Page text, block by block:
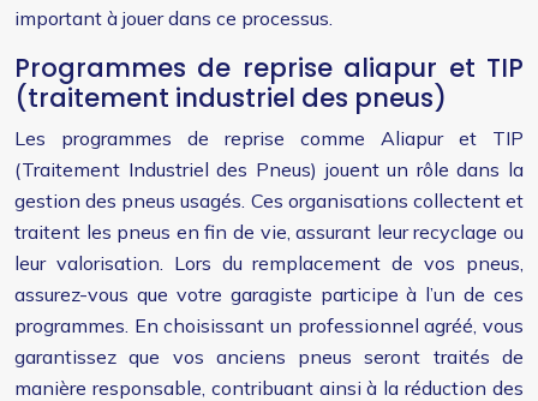
important à jouer dans ce processus.
Programmes de reprise aliapur et TIP
(traitement industriel des pneus)
Les programmes de reprise comme Aliapur et TIP
(Traitement Industriel des Pneus) jouent un rôle dans la
gestion des pneus usagés. Ces organisations collectent et
traitent les pneus en fin de vie, assurant leur recyclage ou
leur valorisation. Lors du remplacement de vos pneus,
assurez-vous que votre garagiste participe à l’un de ces
programmes. En choisissant un professionnel agréé, vous
garantissez que vos anciens pneus seront traités de
manière responsable, contribuant ainsi à la réduction des